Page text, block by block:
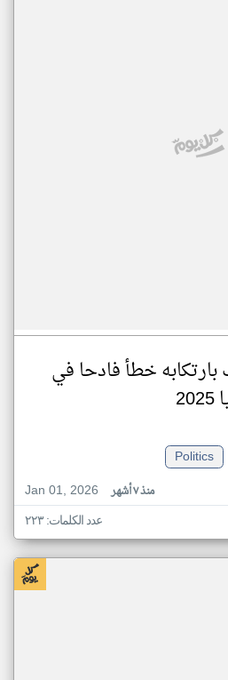
خطأ فادحا في
Politics
Jan 01, 2026
منذ ٧ أشهر
عدد الكلمات: ٢٢٣